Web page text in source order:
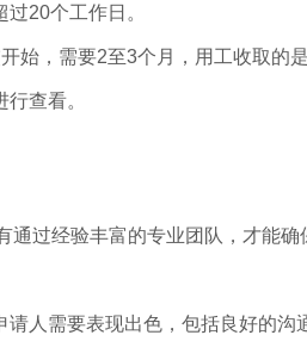
20个工作日。
，需要2至3个月，用工收取的
查看。
过经验丰富的专业团队，才能
人需要表现出色，包括良好的